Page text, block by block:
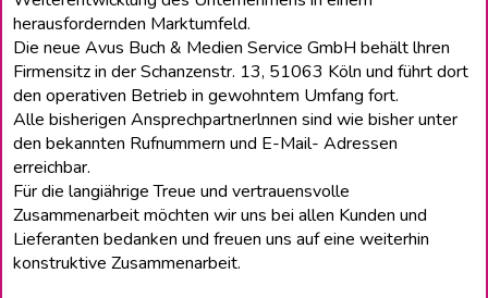
herausfordernden Marktumfeld.
Die neue Avus Buch & Medien Service GmbH behält lhren
Firmensitz in der Schanzenstr. 13, 51063 Köln und führt dort
den operativen Betrieb in gewohntem Umfang fort.
Alle bisherigen Ansprechpartnerlnnen sind wie bisher unter
den bekannten Rufnummern und E-Mail- Adressen
erreichbar.
Für die langiährige Treue und vertrauensvolle
Zusammenarbeit möchten wir uns bei allen Kunden und
Lieferanten bedanken und freuen uns auf eine weiterhin
konstruktive Zusammenarbeit.